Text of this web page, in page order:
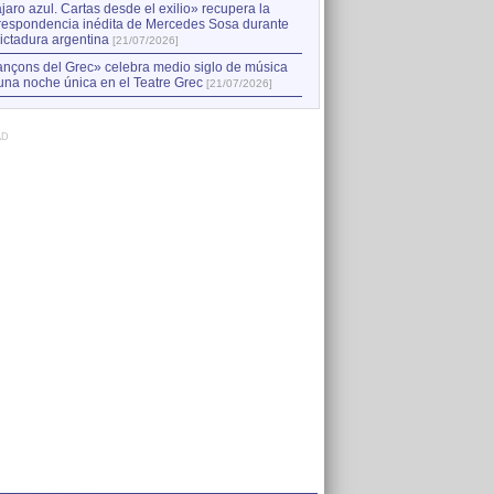
azul. Cartas desde el exilio» recupera la
inédita de Mercedes Sosa durante
argentina [21/07/2026]
del Grec» celebra medio siglo de música
noche única en el Teatre Grec [21/07/2026]